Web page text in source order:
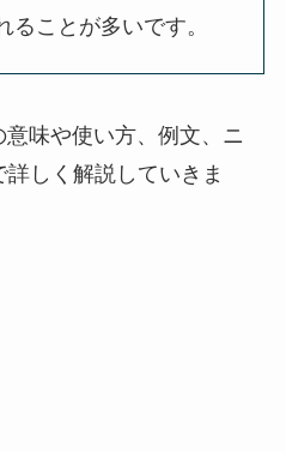
ることが多いです。
味や使い方、例文、ニ
しく解説していきま